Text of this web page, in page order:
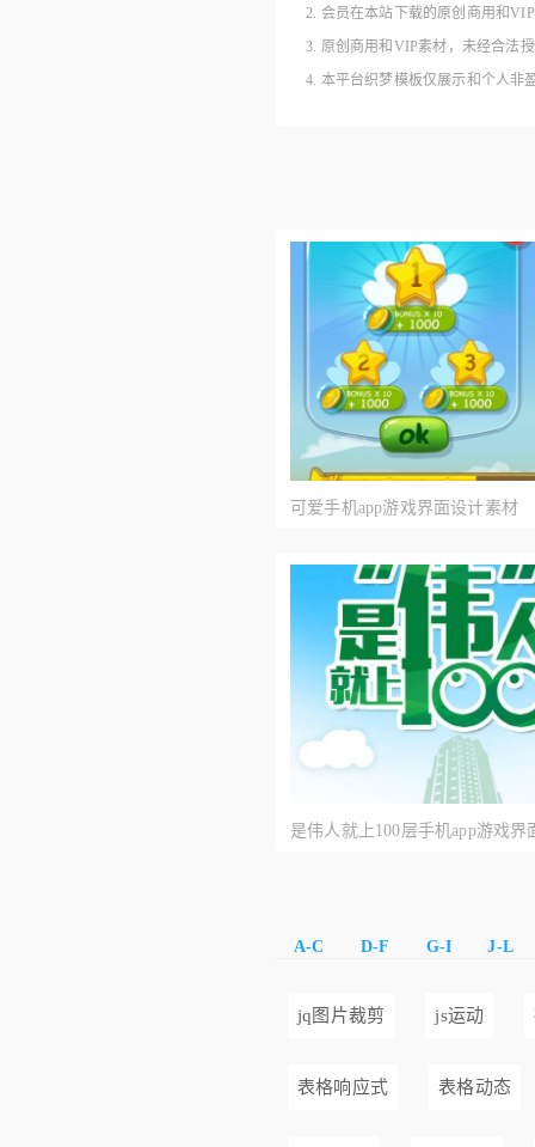
2. 会员在本站下载的原创商用和
3. 原创商用和VIP素材，未经合法
4. 本平台织梦模板仅展示和个人非
可爱手机app游戏界面设计素材
是伟人就上100层手机app游戏界
A-C D-F G-I J-L
jq图片裁剪 js运动
表格响应式 表格动态